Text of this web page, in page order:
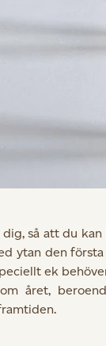
så att du
ytan den
ek
året,